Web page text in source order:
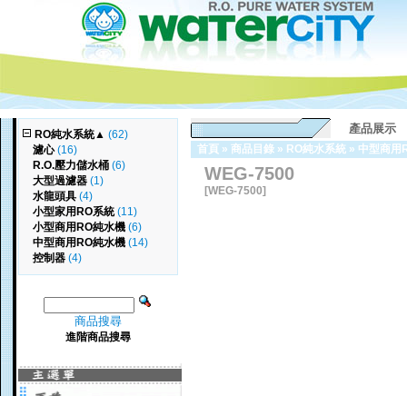
RO純水系統▲ (62)
濾心(16)
R.O.壓力儲水桶 (6)
大型過濾器 (1)
水龍頭具 (4)
小型家用RO系統(11)
小型商用RO純水機 (6)
中型商用RO純水機 (14)
控制器 (4)
商品搜尋
進階商品搜尋
產品展示
首頁 » 商品目錄 » RO純水系統 » 中型商用
WEG-7500
[WEG-7500]